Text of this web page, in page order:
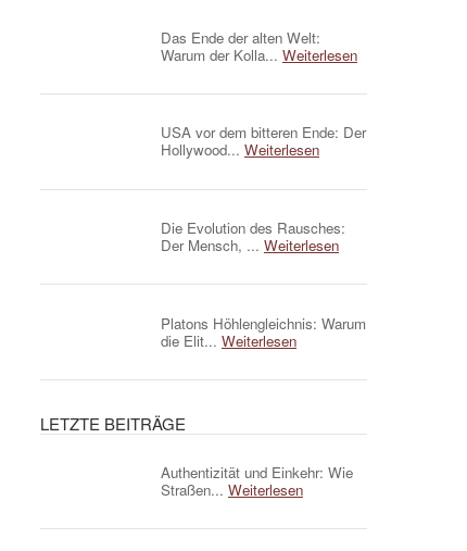
Das Ende der alten Welt:
Warum der Kolla... Weiterlesen
USA vor dem bitteren Ende: Der
Hollywood... Weiterlesen
Die Evolution des Rausches:
Der Mensch, ... Weiterlesen
Platons Höhlengleichnis: Warum
die Elit... Weiterlesen
LETZTE BEITRÄGE
Authentizität und Einkehr: Wie
Straßen... Weiterlesen